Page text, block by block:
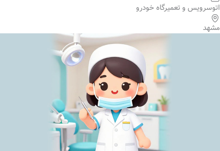
اتوسرویس و تعمیرگاه خودرو
مشهد